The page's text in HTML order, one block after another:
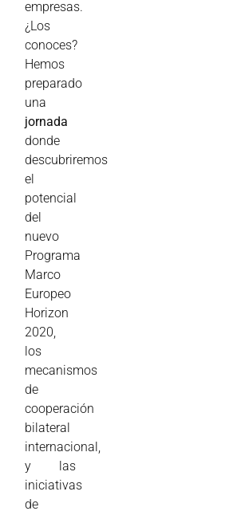
empresas.
¿Los
conoces?
Hemos
preparado
una
jornada
donde
descubriremos
el
potencial
del
nuevo
Programa
Marco
Europeo
Horizon
2020,
los
mecanismos
de
cooperación
bilateral
internacional,
y las
iniciativas
de